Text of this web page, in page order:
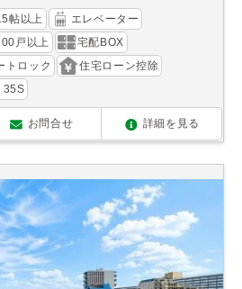
帖以上
エレベーター
戸以上
宅配BOX
トロック
住宅ローン控除
35S
お問合せ 詳細を見る